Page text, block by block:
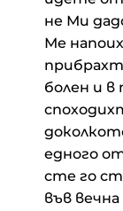
не Ми
Ме
болен и
едного
сте го
във